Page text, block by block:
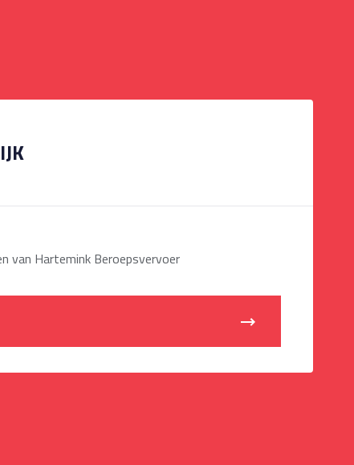
van Hartemink Beroepsvervoer